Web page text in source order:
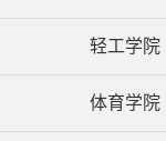
轻工学院
体育学院